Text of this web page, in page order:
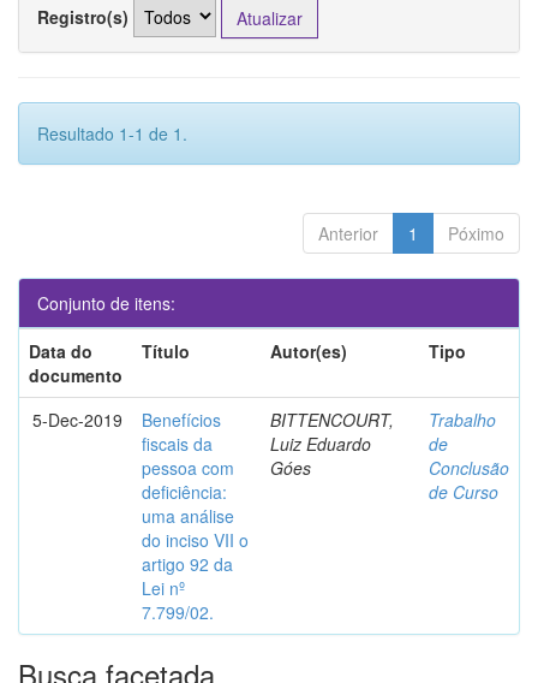
Registro(s)
Resultado 1-1 de 1.
Anterior 1 Póximo
Conjunto de itens:
Data do
documento
Título Autor(es) Tipo
5-Dec-2019
Benefícios
fiscais da
pessoa com
deficiência:
uma análise
do inciso VII o
artigo 92 da
Lei nº
7.799/02.
BITTENCOURT,
Luiz Eduardo
Góes
Trabalho
de
Conclusão
de Curso
Busca facetada